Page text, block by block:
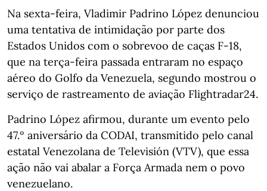
Na sexta-feira, Vladimir Padrino López denunciou
uma tentativa de intimidação por parte dos
Estados Unidos com o sobrevoo de caças F-18,
que na terça-feira passada entraram no espaço
aéreo do Golfo da Venezuela, segundo mostrou o
serviço de rastreamento de aviação Flightradar24.
Padrino López afirmou, durante um evento pelo
47.º aniversário da CODAI, transmitido pelo canal
estatal Venezolana de Televisión (VTV), que essa
ação não vai abalar a Força Armada nem o povo
venezuelano.